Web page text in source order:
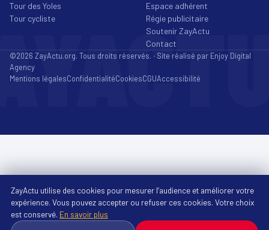
Tour des Yoles
Tour cycliste
Espace adhérent
Régie publicitaire
Soutenir ZayActu
Contact
©2026 ZayActu.org. Tous droits réservés. · Site réalisé par Enjoy Digital
Agency
Mentions légalesConfidentialitéCookiesCGUAccessibilité
ZayActu utilise des cookies pour mesurer l’audience et améliorer votre
expérience. Vous pouvez accepter ou refuser ces cookies. Votre choix
est conservé. En savoir plus